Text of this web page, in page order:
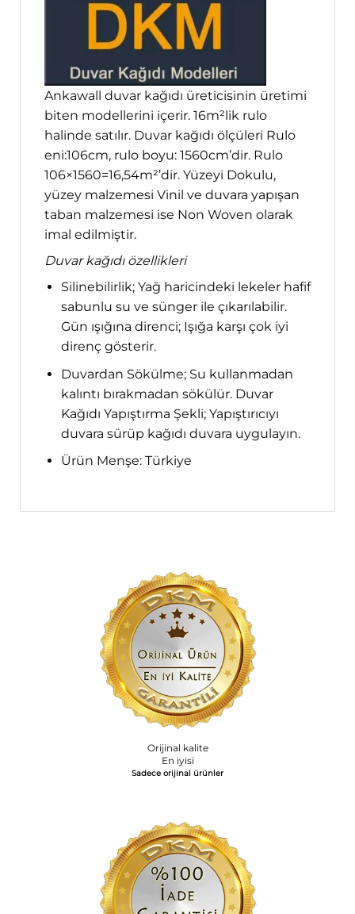
Ankawall duvar kağıdı üreticisinin üretimi
biten modellerini içerir. 16m²lik rulo
halinde satılır. Duvar kağıdı ölçüleri Rulo
eni:106cm, rulo boyu: 1560cm’dir. Rulo
106×1560=16,54m²’dir. Yüzeyi Dokulu,
yüzey malzemesi Vinil ve duvara yapışan
taban malzemesi ise Non Woven olarak
imal edilmiştir.
Duvar kağıdı özellikleri
Silinebilirlik; Yağ haricindeki lekeler hafif
sabunlu su ve sünger ile çıkarılabilir.
Gün ışığına direnci; Işığa karşı çok iyi
direnç gösterir.
Duvardan Sökülme; Su kullanmadan
kalıntı bırakmadan sökülür. Duvar
Kağıdı Yapıştırma Şekli; Yapıştırıcıyı
duvara sürüp kağıdı duvara uygulayın.
Ürün Menşe: Türkiye
Orijinal kalite
En iyisi
Sadece orijinal ürünler